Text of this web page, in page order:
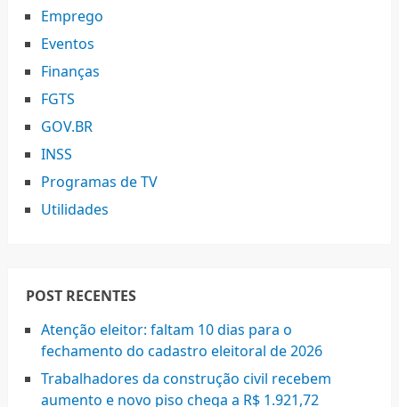
Emprego
Eventos
Finanças
FGTS
GOV.BR
INSS
Programas de TV
Utilidades
POST RECENTES
Atenção eleitor: faltam 10 dias para o
fechamento do cadastro eleitoral de 2026
Trabalhadores da construção civil recebem
aumento e novo piso chega a R$ 1.921,72